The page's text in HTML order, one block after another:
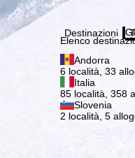
Iscrizione
Destinazioni
Elenco
Andorra
6 località, 33
Italia
85 località, 358
Slovenia
2 località, 5